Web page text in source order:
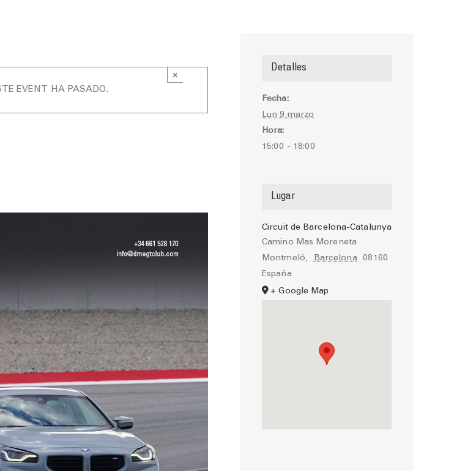
EVENT HA PASADO.
×
Detalles
Fecha:
Lun 9 marzo
Hora:
15:00 - 18:00
Lugar
Circuit de Barcelona-Catalunya
Camino Mas Moreneta
Montmeló, Barcelona
08160
España
+ Google Map